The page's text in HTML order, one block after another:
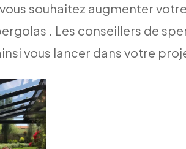
souhaitez augmenter
. Les conseillers de
vous lancer dans votre